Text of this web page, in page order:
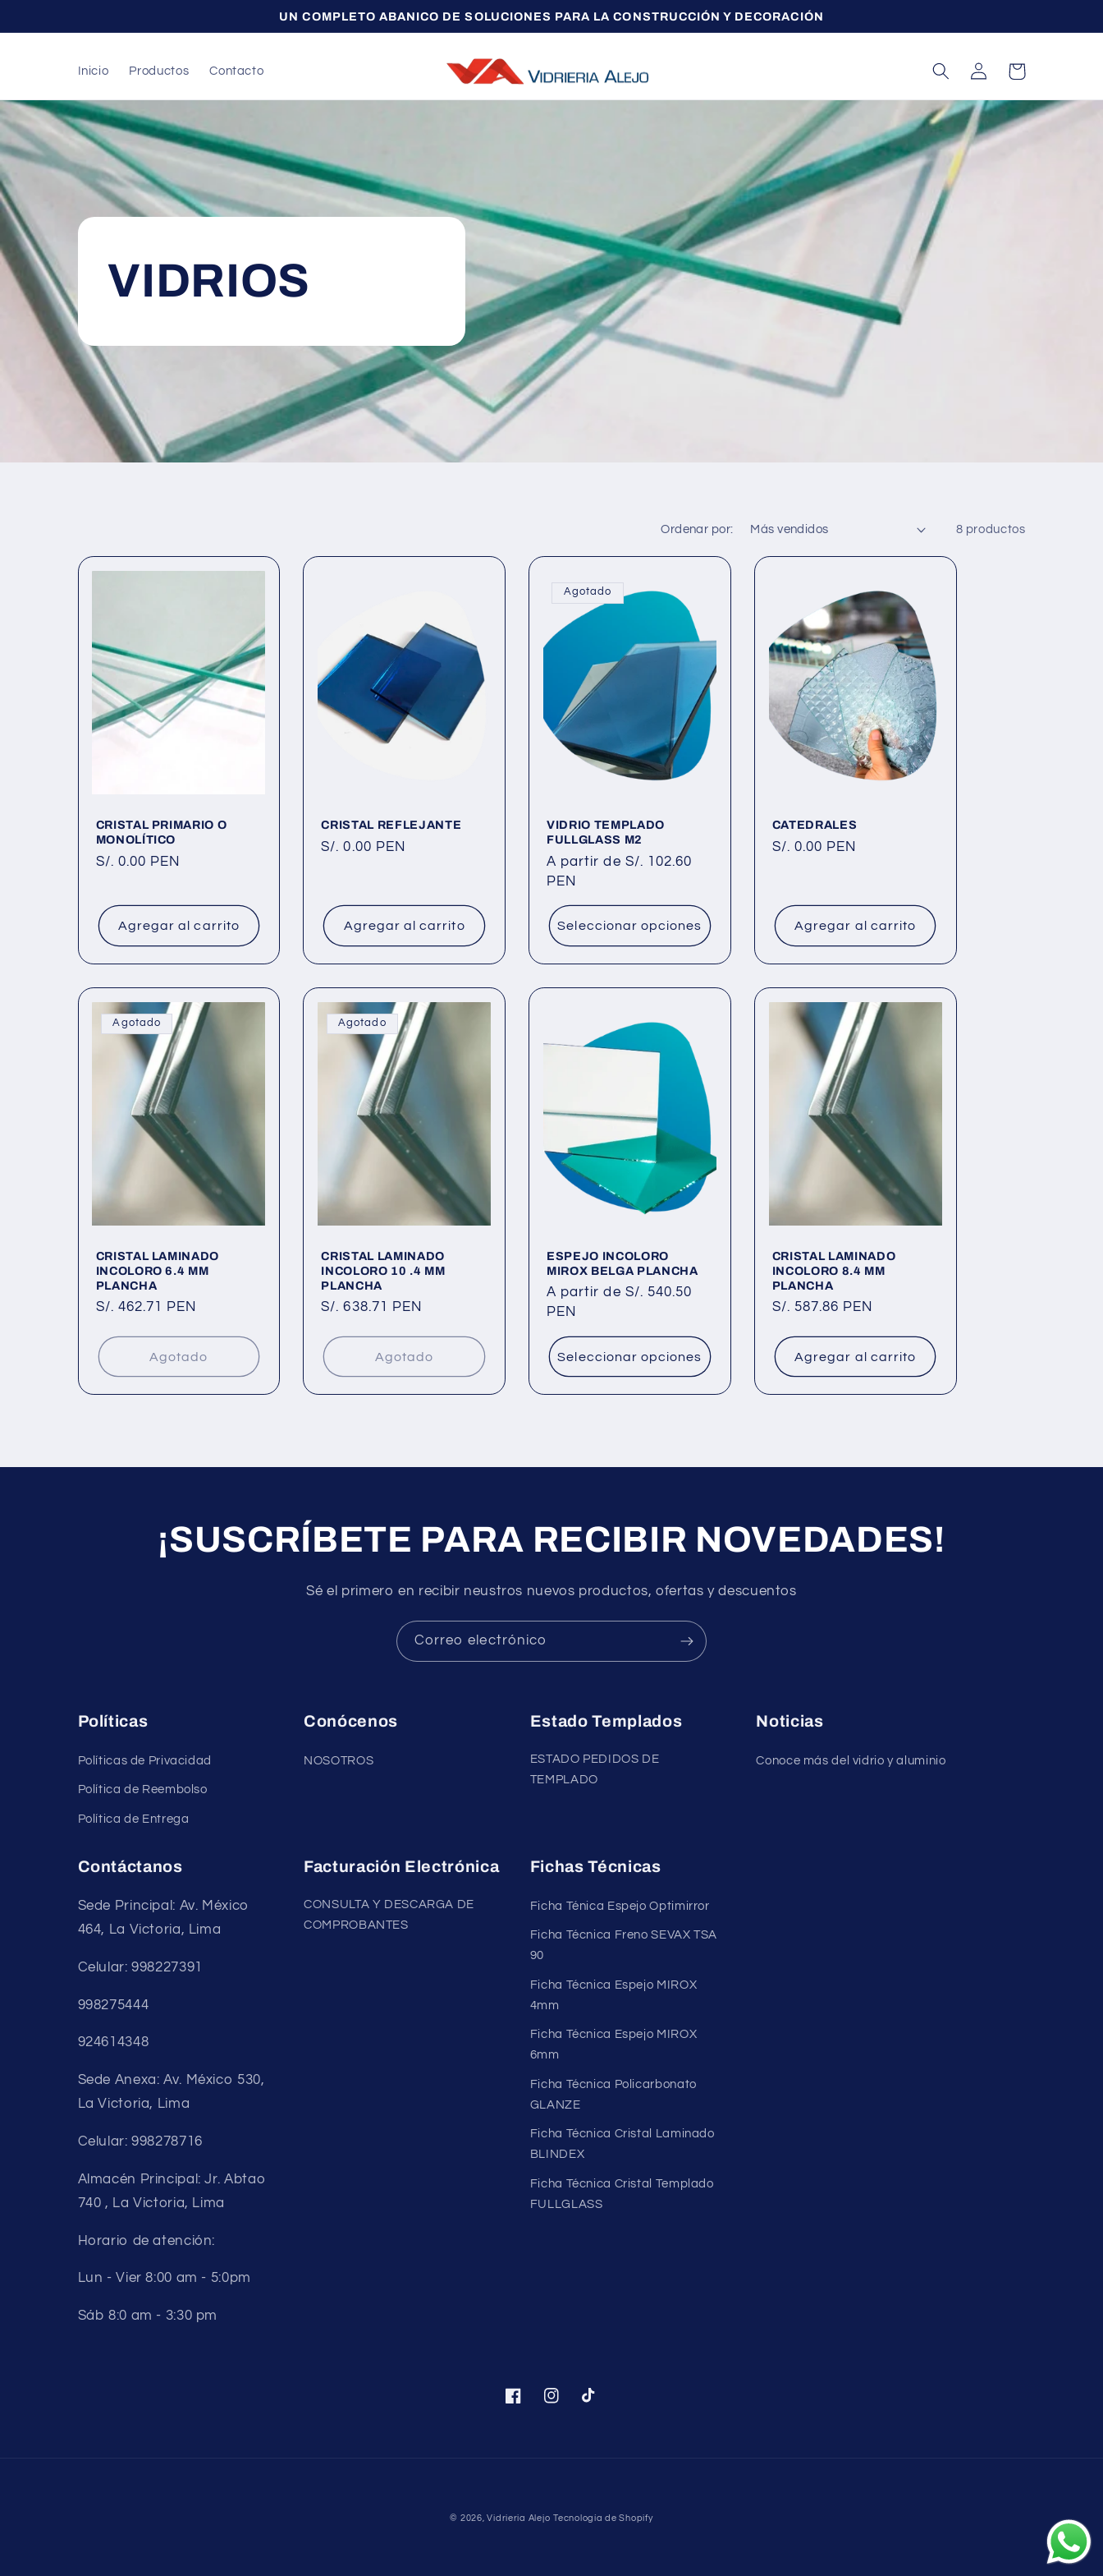
al contenido
UN COMPLETO ABANICO DE SOLUCIONES PARA LA CONSTRUCCIÓN Y DECORACIÓN
Inicio Productos Contacto
Iniciar
sesión
Carrito
VIDRIOS
Ordenar por: 8 productos
CRISTAL PRIMARIO O
MONOLÍTICO
Precio
S/. 0.00 PEN
Agregar al carrito
CRISTAL REFLEJANTE
Precio
S/. 0.00 PEN
Agregar al carrito
Agotado
VIDRIO TEMPLADO
FULLGLASS M2
Precio
habitual
A partir de S/. 102.60
PEN
Seleccionar opciones
CATEDRALES
Precio
S/. 0.00 PEN
Agregar al carrito
Agotado
CRISTAL LAMINADO
INCOLORO 6.4 MM
PLANCHA
Precio
S/. 462.71 PEN
Agotado
Agotado
CRISTAL LAMINADO
INCOLORO 10 .4 MM
PLANCHA
Precio
S/. 638.71 PEN
Agotado
ESPEJO INCOLORO
MIROX BELGA PLANCHA
Precio
habitual
A partir de S/. 540.50
PEN
Seleccionar opciones
CRISTAL LAMINADO
INCOLORO 8.4 MM
PLANCHA
Precio
S/. 587.86 PEN
Agregar al carrito
¡SUSCRÍBETE PARA RECIBIR NOVEDADES!
Sé el primero en recibir neustros nuevos productos, ofertas y descuentos
Correo electrónico
Políticas
Políticas de Privacidad
Política de Reembolso
Política de Entrega
Conócenos
NOSOTROS
Estado Templados
ESTADO PEDIDOS DE
TEMPLADO
Noticias
Conoce más del vidrio y aluminio
Contáctanos
Sede Principal: Av. México
464, La Victoria, Lima
Celular: 998227391
998275444
924614348
Sede Anexa: Av. México 530,
La Victoria, Lima
Celular: 998278716
Almacén Principal: Jr. Abtao
740 , La Victoria, Lima
Horario de atención:
Lun - Vier 8:00 am - 5:0pm
Sáb 8:0 am - 3:30 pm
Facturación Electrónica
CONSULTA Y DESCARGA DE
COMPROBANTES
Fichas Técnicas
Ficha Ténica Espejo Optimirror
Ficha Técnica Freno SEVAX TSA
90
Ficha Técnica Espejo MIROX
4mm
Ficha Técnica Espejo MIROX
6mm
Ficha Técnica Policarbonato
GLANZE
Ficha Técnica Cristal Laminado
BLINDEX
Ficha Técnica Cristal Templado
FULLGLASS
FacebookInstagramTikTok
© 2026,Vidrieria Alejo Tecnología de Shopify